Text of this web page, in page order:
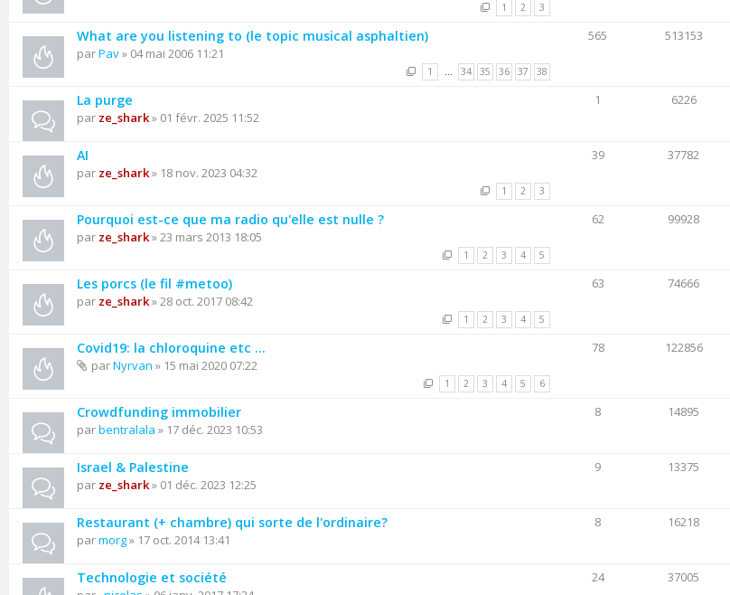
1 2 3
What are you listening to (le topic musical asphaltien)
parPav» 04 mai 2006 11:21
1 … 34 35 36 37 38
565 513153
La purge
par ze_shark» 01 févr. 2025 11:52
1 6226
AI
par ze_shark» 18 nov. 2023 04:32
1 2 3
39 37782
Pourquoi est-ce que ma radio qu'elle est nulle ?
par ze_shark» 23 mars 2013 18:05
1 2 3 4 5
62 99928
Les porcs (le fil #metoo)
par ze_shark» 28 oct. 2017 08:42
1 2 3 4 5
63 74666
Covid19: la chloroquine etc ...
parNyrvan » 15 mai 2020 07:22
1 2 3 4 5 6
78 122856
Crowdfunding immobilier
parbentralala » 17 déc. 2023 10:53
8 14895
Israel & Palestine
par ze_shark» 01 déc. 2023 12:25
9 13375
Restaurant (+ chambre) qui sorte de l'ordinaire?
parmorg» 17 oct. 2014 13:41
8 16218
Technologie et société 24 37005